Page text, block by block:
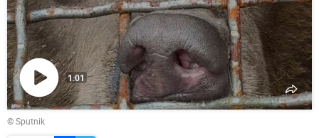
Phát
video
1:01
© Sputnik